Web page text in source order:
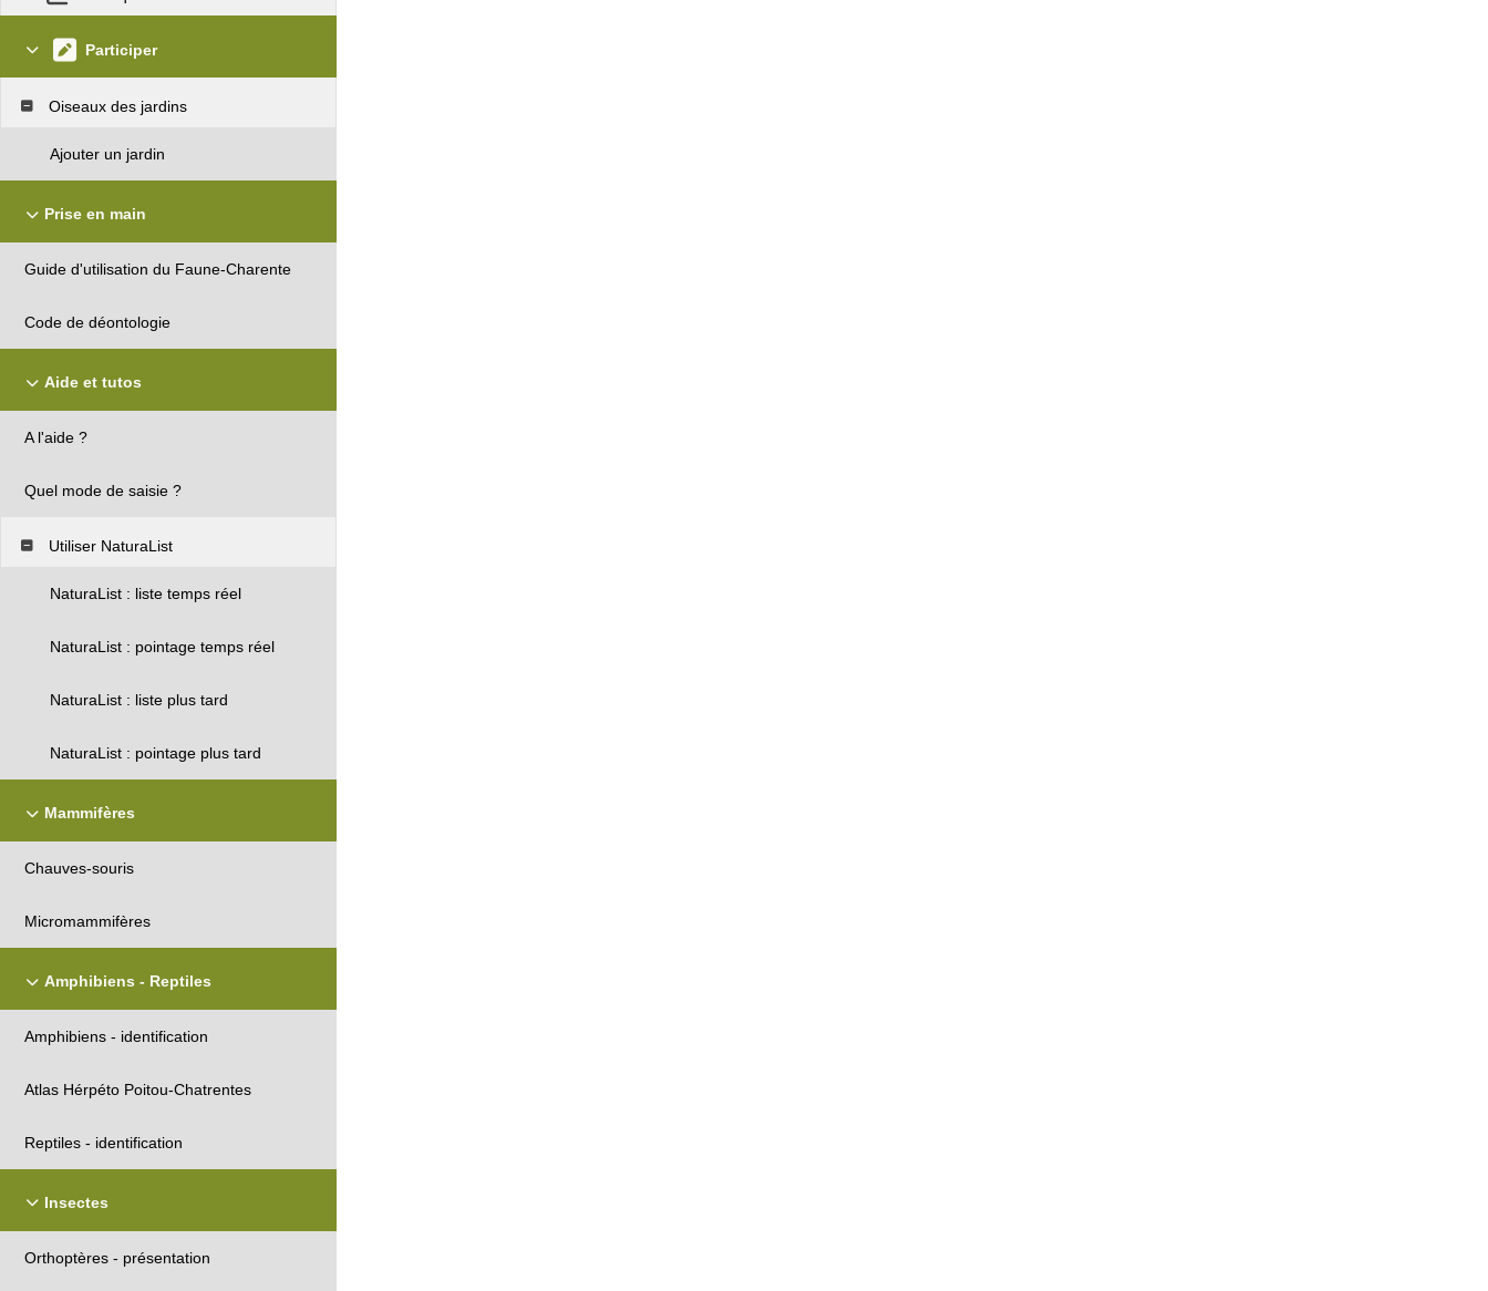
Participer
Oiseaux des jardins
Ajouter un jardin
Prise en main
Guide d'utilisation du Faune-Charente
Code de déontologie
Aide et tutos
A l'aide ?
Quel mode de saisie ?
Utiliser NaturaList
NaturaList : liste temps réel
NaturaList : pointage temps réel
NaturaList : liste plus tard
NaturaList : pointage plus tard
Mammifères
Chauves-souris
Micromammifères
Amphibiens - Reptiles
Amphibiens - identification
Atlas Hérpéto Poitou-Chatrentes
Reptiles - identification
Insectes
Orthoptères - présentation